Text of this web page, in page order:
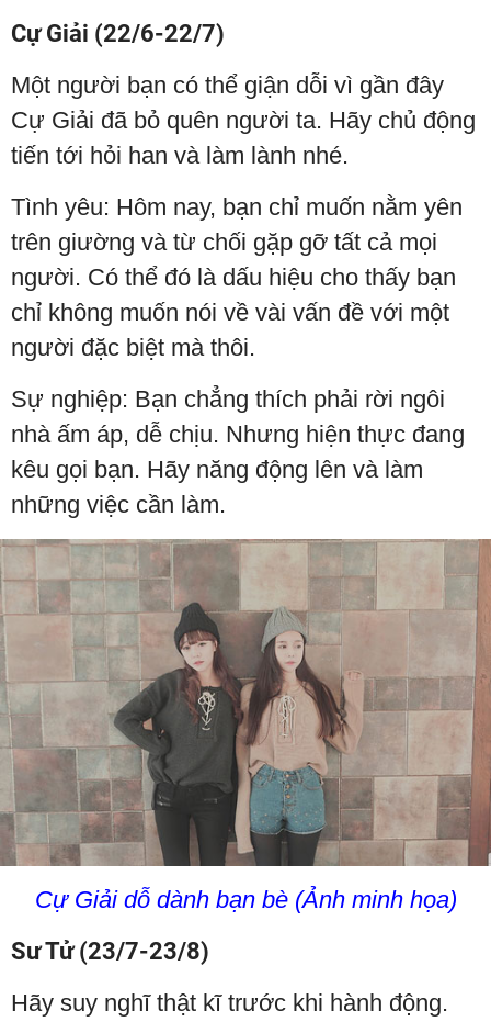
Cự Giải (22/6-22/7)
Một người bạn có thể giận dỗi vì gần đây
Cự Giải đã bỏ quên người ta. Hãy chủ động
tiến tới hỏi han và làm lành nhé.
Tình yêu: Hôm nay, bạn chỉ muốn nằm yên
trên giường và từ chối gặp gỡ tất cả mọi
người. Có thể đó là dấu hiệu cho thấy bạn
chỉ không muốn nói về vài vấn đề với một
người đặc biệt mà thôi.
Sự nghiệp: Bạn chẳng thích phải rời ngôi
nhà ấm áp, dễ chịu. Nhưng hiện thực đang
kêu gọi bạn. Hãy năng động lên và làm
những việc cần làm.
Cự Giải dỗ dành bạn bè (Ảnh minh họa)
Sư Tử (23/7-23/8)
Hãy suy nghĩ thật kĩ trước khi hành động.